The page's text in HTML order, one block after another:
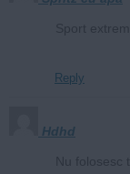
Reply
Hdhd